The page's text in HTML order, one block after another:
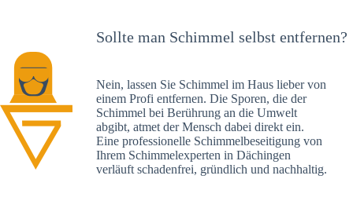
Sollte man Schimmel selbst entfernen?
Nein, lassen Sie Schimmel im Haus lieber von
einem Profi entfernen. Die Sporen, die der
Schimmel bei Berührung an die Umwelt
abgibt, atmet der Mensch dabei direkt ein.
Eine professionelle Schimmelbeseitigung von
Ihrem Schimmelexperten in Dächingen
verläuft schadenfrei, gründlich und nachhaltig.